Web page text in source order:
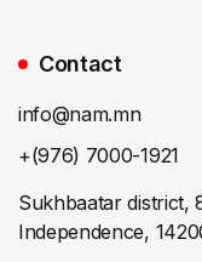
Contact
info@nam.mn
+(976) 7000-1921
Sukhbaatar district,
Independence,